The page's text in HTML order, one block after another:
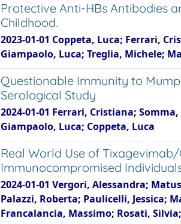
Protective Anti-HBs Antibodies
Childhood.
2023-01-01 Coppeta, Luca; Ferrari,
Giampaolo, Luca; Treglia, Michele;
Questionable Immunity to
Serological Study
2024-01-01 Ferrari, Cristiana;
Giampaolo, Luca; Coppeta, Luca
Real World Use of
Immunocompromised
2024-01-01 Vergori, Alessandra;
Palazzi, Roberta; Paulicelli, Jessica;
Francalancia, Massimo; Rosati,